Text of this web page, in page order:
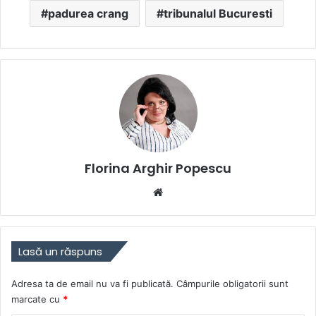
padurea crang tribunalul Bucuresti
Florina Arghir Popescu
Lasă un răspuns
Adresa ta de email nu va fi publicată. Câmpurile obligatorii sunt
marcate cu *